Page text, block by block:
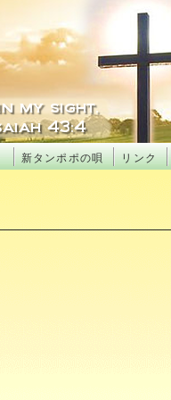
新タンポポの唄 リンク